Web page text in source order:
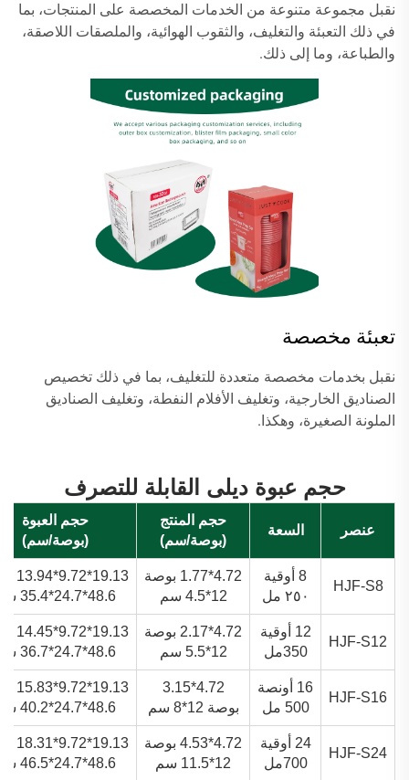
نقبل مجموعة متنوعة من الخدمات المخصصة على المنتجات، بما
في ذلك التعبئة والتغليف، والثقوب الهوائية، والملصقات اللاصقة،
والطباعة، وما إلى ذلك.
تعبئة مخصصة
نقبل بخدمات مخصصة متعددة للتغليف، بما في ذلك تخصيص
الصناديق الخارجية، وتغليف الأفلام النفطة، وتغليف الصناديق
الملونة الصغيرة، وهكذا.
حجم عبوة ديلى القابلة للتصرف
عنصر السعة
حجم المنتج
(بوصة/سم)
حجم العبوة
(بوصة/سم)
HJF-S8
8 أوقية
٢٥٠ مل
4.72*1.77 بوصة
12*4.5 سم
19.13*9.72*13.94 بوصة
48.6*24.7*35.4 سم
HJF-S12
12 أوقية
350مل
4.72*2.17 بوصة
12*5.5 سم
19.13*9.72*14.45 بوصة
48.6*24.7*36.7 سم
HJF-S16
16 أونصة
500 مل
4.72*3.15
بوصة 12*8 سم
19.13*9.72*15.83 بوصة
48.6*24.7*40.2 سم
HJF-S24
24 أوقية
700مل
4.72*4.53 بوصة
12*11.5 سم
19.13*9.72*18.31 بوصة
48.6*24.7*46.5 سم